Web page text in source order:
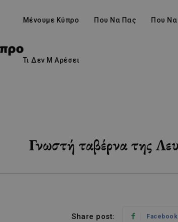
Μένουμε Κύπρο Που Να Πας Που Να
Τι Δεν Μ Αρέσει
Γνωστή ταβέρνα της
Share post: Facebook